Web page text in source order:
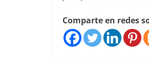
Comparte en redes